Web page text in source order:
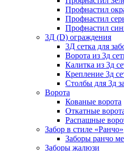
Профнастил
Профнастил
Профнастил
3Д (D) ограждения
3Д сетка для
Ворота из 3д
Калитка из 3д
Крепление 3д
Столбы для 3д
Ворота
Кованые ворота
Откатные
Распашные
Забор в стиле «Ранчо»
Заборы ранчо
Заборы жалюзи